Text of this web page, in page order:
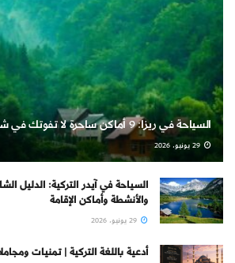
السياحة في ريزا: 9 أماكن ساحرة لا تفوتك في شمال تركيا
السياحة في آيدر التركية: الدليل
والأنشطة وأماكن الإقامة
أدعية باللغة التركية | تمنيات